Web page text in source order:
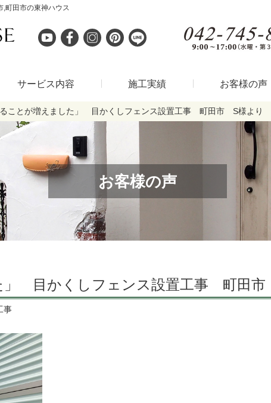
,町田市の東神ハウス
サービス内容 施工実績 お客様の声
ることが増えました」 目かくしフェンス設置工事 町田市 S様より
お客様の声
」 目かくしフェンス設置工事 町田
事